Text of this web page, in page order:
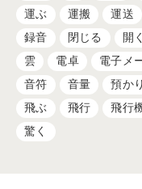
運ぶ
運搬 運送
録音
閉じる 開く
雲
電卓 電子メ
音符
音量 預か
飛ぶ
飛行 飛行
驚く